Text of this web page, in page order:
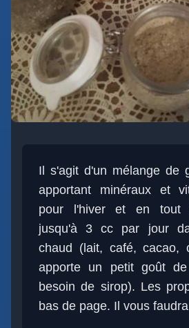
Il s'agit d'un mélange de
apportant minéraux et
pour l'hiver et en tout
jusqu'à 3 cc par jour
chaud (lait, café, cacao,
apporte un petit goût
besoin de sirop). Les
bas de page. Il vous